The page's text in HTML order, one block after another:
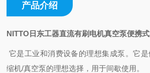
产品介绍
NITTO日东工器直流有刷电机真空泵便携式
它是工业和消费设备的理想集成泵。它是
缩机/真空泵的理想选择，用于间歇使用。